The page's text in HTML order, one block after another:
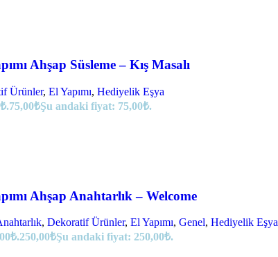
Ahşap Süsleme – Kış Masalı
Ürünler, El Yapımı, Hediyelik Eşya
75,00₺Şu andaki fiyat: 75,00₺.
Ahşap Anahtarlık – Welcome
, Dekoratif Ürünler, El Yapımı, Genel, Hediyelik Eşya
250,00₺Şu andaki fiyat: 250,00₺.